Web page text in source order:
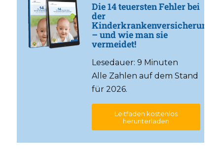
Die 14 teuersten Fehler bei
der
Kinderkrankenversicherung
– und wie man sie
vermeidet!
Lesedauer: 9 Minuten
Alle Zahlen auf dem Stand
für 2026.
Leitfaden kostenlos
herunterladen